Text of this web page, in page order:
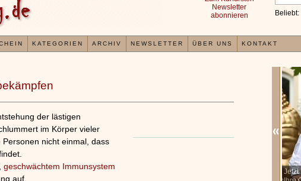
der lästigen
im Körper vieler
nicht einmal, dass
geschwächtem Immunsystem
auf.
In der TCM sind Experten der Meinung, dass jeder
Jetzt
Beliebt:
Newsletter
abonnieren
KATEGORIEN ARCHIV NEWSLETTER ÜBER UNS KONTAKT